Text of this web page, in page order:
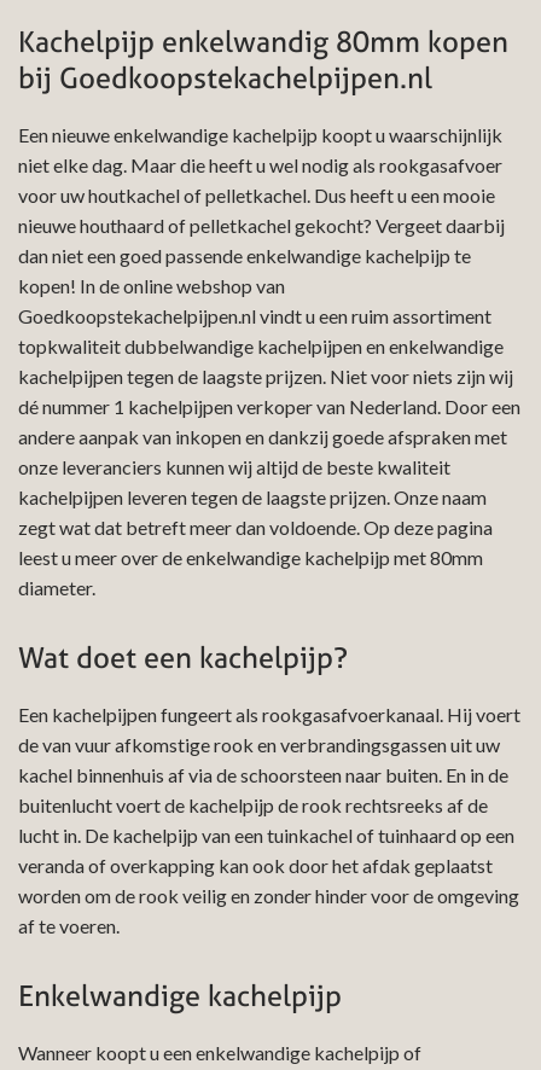
Kachelpijp enkelwandig 80mm kopen
bij Goedkoopstekachelpijpen.nl
Een nieuwe enkelwandige kachelpijp koopt u waarschijnlijk
niet elke dag. Maar die heeft u wel nodig als rookgasafvoer
voor uw houtkachel of pelletkachel. Dus heeft u een mooie
nieuwe houthaard of pelletkachel gekocht? Vergeet daarbij
dan niet een goed passende enkelwandige kachelpijp te
kopen! In de online webshop van
Goedkoopstekachelpijpen.nl vindt u een ruim assortiment
topkwaliteit dubbelwandige kachelpijpen en enkelwandige
kachelpijpen tegen de laagste prijzen. Niet voor niets zijn wij
dé nummer 1 kachelpijpen verkoper van Nederland. Door een
andere aanpak van inkopen en dankzij goede afspraken met
onze leveranciers kunnen wij altijd de beste kwaliteit
kachelpijpen leveren tegen de laagste prijzen. Onze naam
zegt wat dat betreft meer dan voldoende. Op deze pagina
leest u meer over de enkelwandige kachelpijp met 80mm
diameter.
Wat doet een kachelpijp?
Een kachelpijpen fungeert als rookgasafvoerkanaal. Hij voert
de van vuur afkomstige rook en verbrandingsgassen uit uw
kachel binnenhuis af via de schoorsteen naar buiten. En in de
buitenlucht voert de kachelpijp de rook rechtsreeks af de
lucht in. De kachelpijp van een tuinkachel of tuinhaard op een
veranda of overkapping kan ook door het afdak geplaatst
worden om de rook veilig en zonder hinder voor de omgeving
af te voeren.
Enkelwandige kachelpijp
Wanneer koopt u een enkelwandige kachelpijp of